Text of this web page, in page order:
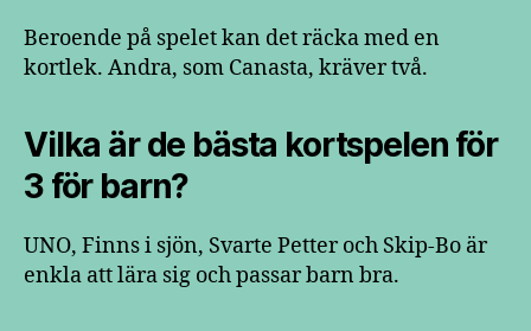
Beroende på spelet kan det räcka med en
kortlek. Andra, som Canasta, kräver två.
Vilka är de bästa kortspelen för
3 för barn?
UNO, Finns i sjön, Svarte Petter och Skip-Bo är
enkla att lära sig och passar barn bra.